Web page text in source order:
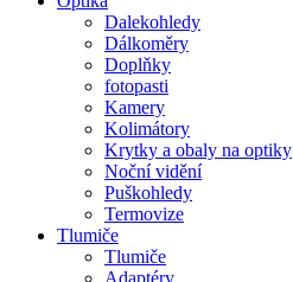
Dalekohledy
Dálkoměry
Doplňky
fotopasti
Kamery
Kolimátory
Krytky a obaly na optiky
Noční vidění
Puškohledy
Termovize
Tlumiče
Tlumiče
Adaptéry